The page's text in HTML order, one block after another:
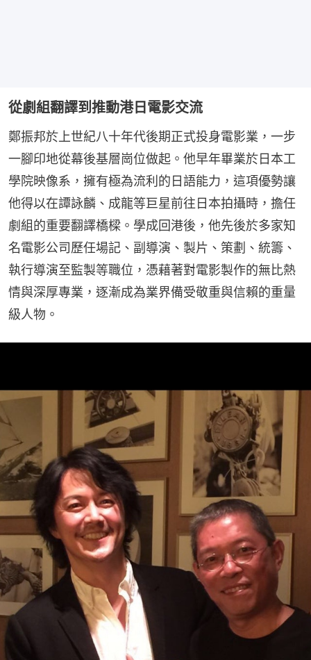
從劇組翻譯到推動港日電影交流
鄭振邦於上世紀八十年代後期正式投身電影業，一步
一腳印地從幕後基層崗位做起。他早年畢業於日本工
學院映像系，擁有極為流利的日語能力，這項優勢讓
他得以在譚詠麟、成龍等巨星前往日本拍攝時，擔任
劇組的重要翻譯橋樑。學成回港後，他先後於多家知
名電影公司歷任場記、副導演、製片、策劃、統籌、
執行導演至監製等職位，憑藉著對電影製作的無比熱
情與深厚專業，逐漸成為業界備受敬重與信賴的重量
級人物。